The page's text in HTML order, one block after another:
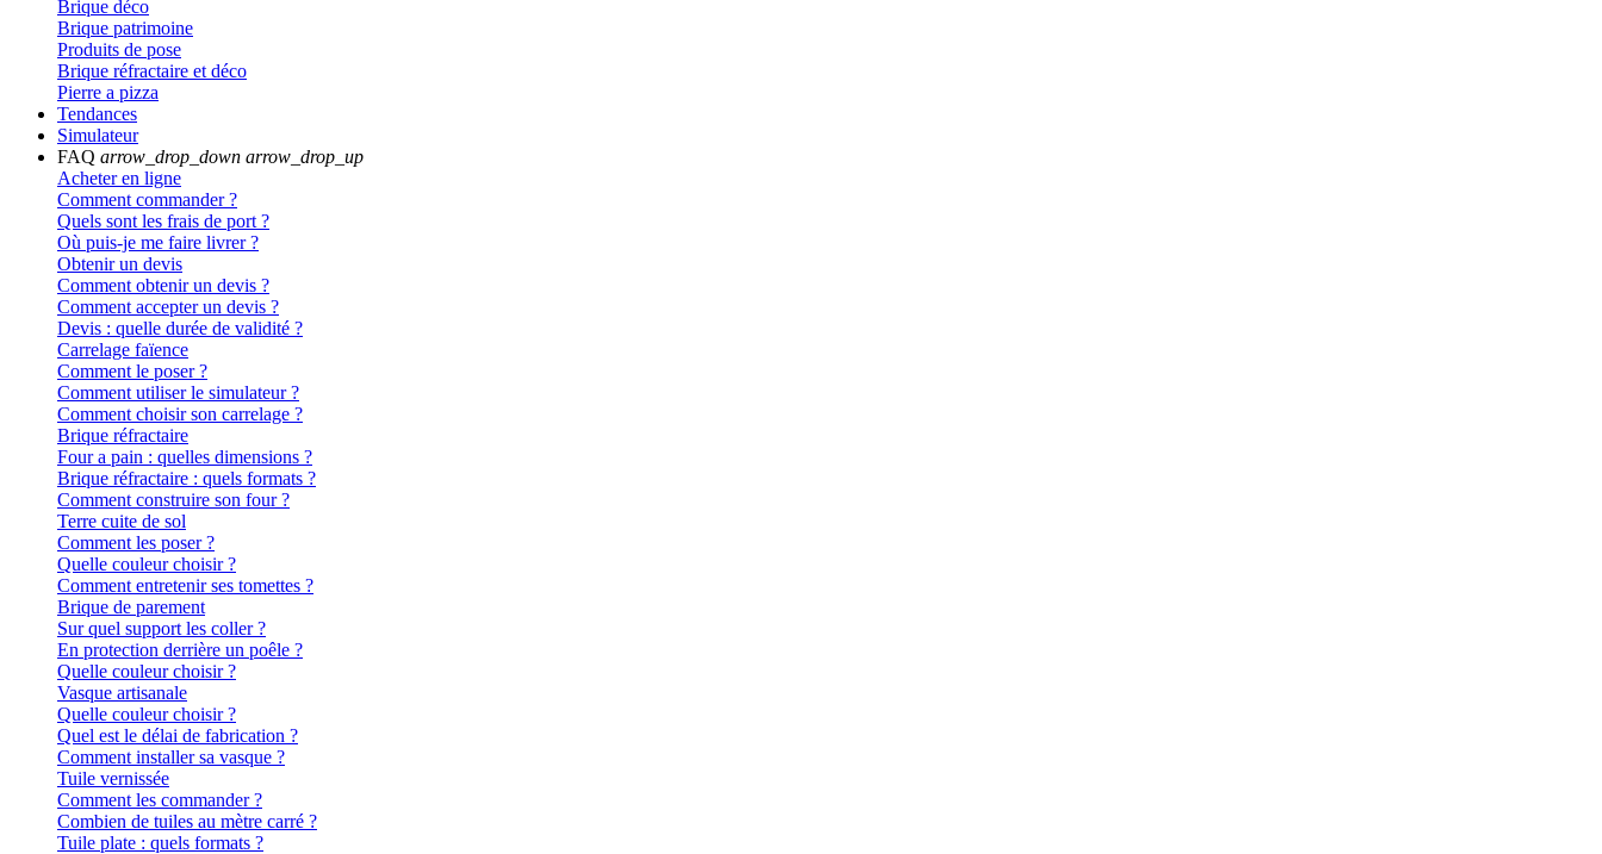
Brique déco
Brique patrimoine
Produits de pose
Brique réfractaire et déco
Pierre a pizza
Tendances
Simulateur
FAQ arrow_drop_down arrow_drop_up
Acheter en ligne
Comment commander ?
Quels sont les frais de port ?
Où puis-je me faire livrer ?
Obtenir un devis
Comment obtenir un devis ?
Comment accepter un devis ?
Devis : quelle durée de validité ?
Carrelage faïence
Comment le poser ?
Comment utiliser le simulateur ?
Comment choisir son carrelage ?
Brique réfractaire
Four a pain : quelles dimensions ?
Brique réfractaire : quels formats ?
Comment construire son four ?
Terre cuite de sol
Comment les poser ?
Quelle couleur choisir ?
Comment entretenir ses tomettes ?
Brique de parement
Sur quel support les coller ?
En protection derrière un poêle ?
Quelle couleur choisir ?
Vasque artisanale
Quelle couleur choisir ?
Quel est le délai de fabrication ?
Comment installer sa vasque ?
Tuile vernissée
Comment les commander ?
Combien de tuiles au mètre carré ?
Tuile plate : quels formats ?